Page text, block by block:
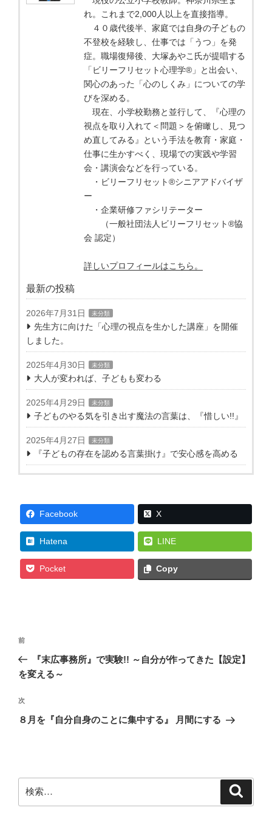
れ。これまで2,000人以上を直接指導。
４０歳代後半、家庭では自身の子どもの
不登校を経験し、仕事では「うつ」を発
症。職場復帰後、大塚あやこ氏が提唱する
「ビリーフリセット心理学®」と出会い、
関心のあった「心のしくみ」についての学
びを深める。
現在、小学校勤務と並行して、『心理の
視点を取り入れて＜問題＞を俯瞰し、見つ
め直してみる』という手法を教育・家庭・
仕事に生かすべく、現場での実践や学習
会・講演会などを行っている。
・ビリーフリセット®シニアアドバイザ
ー
・企業研修ファシリテーター
（一般社団法人ビリーフリセット®協
会 認定）
詳しいプロフィールはこちら。
最新の投稿
2026年7月31日 未分類
先生方に向けた「心理の視点を生かした講座」を開催
しました。
2025年4月30日 未分類
大人が変われば、子どもも変わる
2025年4月29日 未分類
子どものやる気を引き出す魔法の言葉は、『惜しい!!』
2025年4月27日 未分類
『子どもの存在を認める言葉掛け』で安心感を高める
Facebook X
Hatena LINE
Pocket Copy
投
ナ
ゲ
ー
前
の
投
前
『末広事務所』で実験!! ～自分が作ってきた【設定】
を変える～
次
の
次
８月を『自分自身のことに集中する』 月間にする
索: